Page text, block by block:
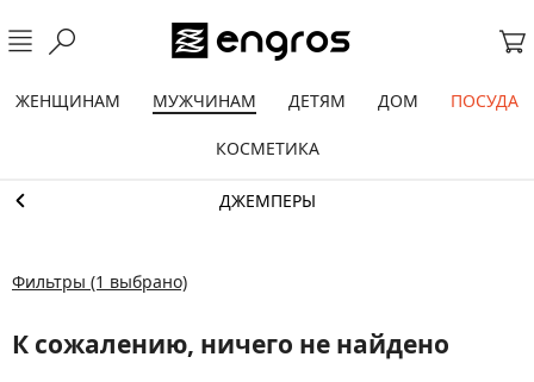
ЖЕНЩИНАМ МУЖЧИНАМ ДЕТЯМ ДОМ ПОСУДА
КОСМЕТИКА
ДЖЕМПЕРЫ
Фильтры (1 выбрано)
К сожалению, ничего не найдено